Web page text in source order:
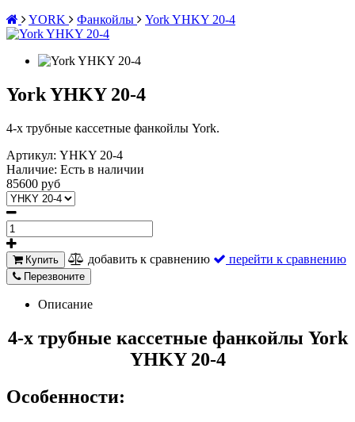
YORK
Фанкойлы York YHKY 20-4
York YHKY 20-4
4-х трубные кассетные фанкойлы York.
Артикул: YHKY 20-4
Наличие: Есть в наличии
85600 руб
Купить добавить к сравнению перейти к сравнению
Перезвоните
Описание
4-х трубные кассетные фанкойлы York
YHKY 20-4
Особенности: